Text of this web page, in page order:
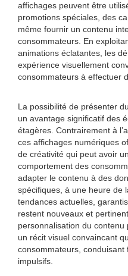
affichages peuvent être
promotions spéciales, des
même fournir un contenu
consommateurs. En
animations éclatantes, les
expérience visuellement
consommateurs à effectuer
La possibilité de présenter
un avantage significatif des
étagères. Contrairement à
ces affichages numériques
de créativité qui peut avoir
comportement des
adapter le contenu à des
spécifiques, à une heure de
tendances actuelles,
restent nouveaux et
personnalisation du
un récit visuel convaincant
consommateurs, conduisant
impulsifs.